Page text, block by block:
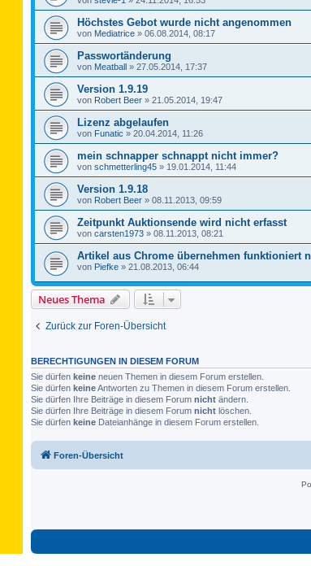
Höchstes Gebot wurde nicht angenommen
von Mediatrice » 06.08.2014, 08:17
Passwortänderung
von Meatball » 27.05.2014, 17:37
Version 1.9.19
von Robert Beer » 21.05.2014, 19:47
Lizenz abgelaufen
von Funatic » 20.04.2014, 11:26
mein schnapper schnappt nicht immer?
von schmetterling45 » 19.01.2014, 11:44
Version 1.9.18
von Robert Beer » 08.11.2013, 09:59
Zeitpunkt Auktionsende wird nicht erfasst
von carsten1973 » 08.11.2013, 08:21
Artikel aus Chrome übernehmen funktioniert
von Piefke » 21.08.2013, 06:44
Neues Thema
Zurück zur Foren-Übersicht
BERECHTIGUNGEN IN DIESEM FORUM
Sie dürfen keine neuen Themen in diesem Forum erstellen.
Sie dürfen keineAntworten zu Themen in diesem Forum erstellen.
Sie dürfen Ihre Beiträge in diesem Forum nicht ändern.
Sie dürfen Ihre Beiträge in diesem Forum nicht löschen.
Sie dürfen keine Dateianhänge in diesem Forum erstellen.
Foren-Übersicht